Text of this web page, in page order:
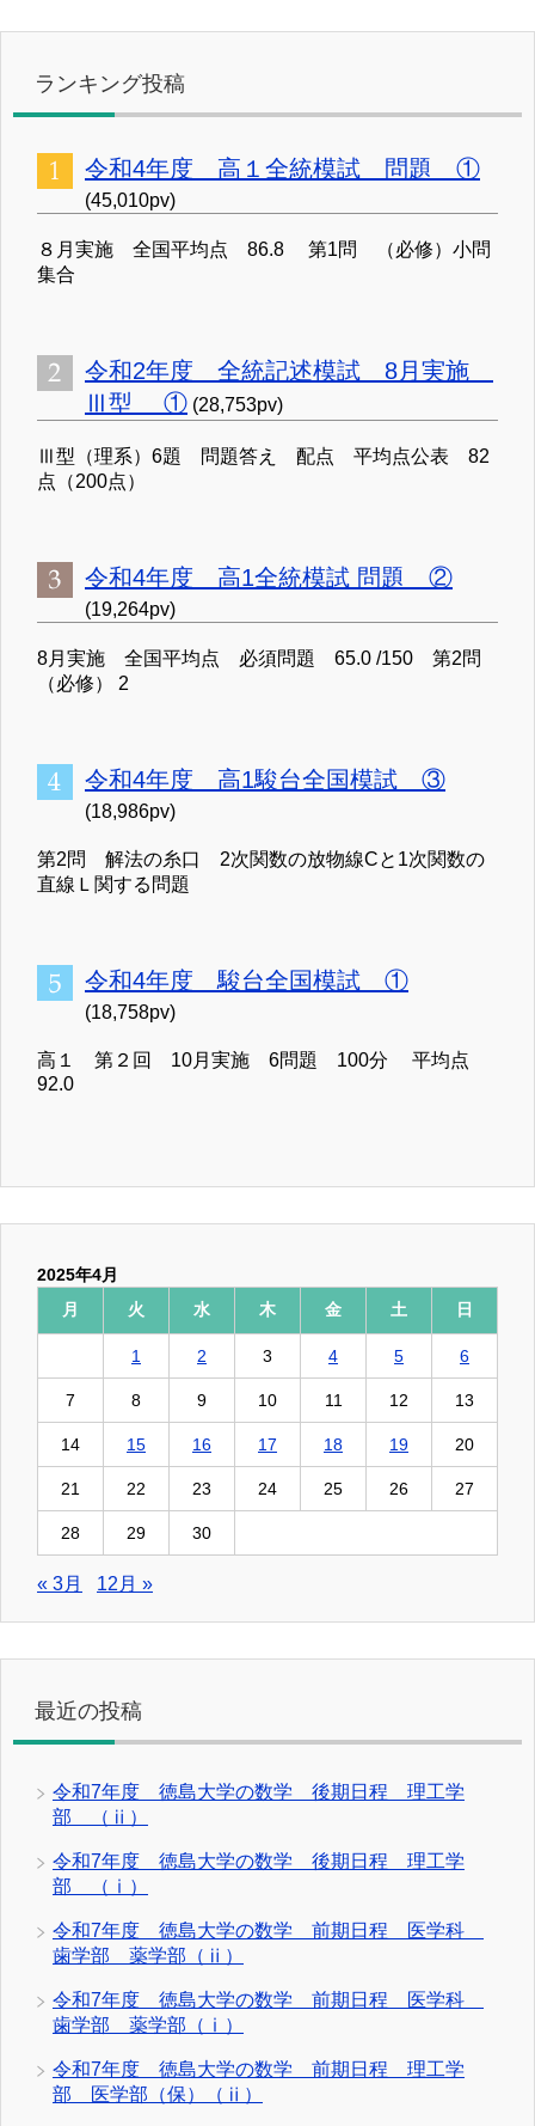
ランキング投稿
令和4年度 高１全統模試 問題 ①
(45,010pv)
８月実施 全国平均点 86.8 第1問 （必修）小問
集合
令和2年度 全統記述模試 8月実施
Ⅲ型 ① (28,753pv)
Ⅲ型（理系）6題 問題答え 配点 平均点公表 82
点（200点）
令和4年度 高1全統模試 問題 ②
(19,264pv)
8月実施 全国平均点 必須問題 65.0 /150 第2問
（必修） 2
令和4年度 高1駿台全国模試 ③
(18,986pv)
第2問 解法の糸口 2次関数の放物線Cと1次関数の
直線Ｌ関する問題
令和4年度 駿台全国模試 ①
(18,758pv)
高１ 第２回 10月実施 6問題 100分 平均点
92.0
2025年4月
月
火 水 木 金 土 日
1 2 3 4 5 6
7 8 9 10 11 12 13
14 15 16 17 18 19 20
21 22 23 24 25 26 27
28 29 30
« 3月 12月 »
最近の投稿
令和7年度 徳島大学の数学 後期日程 理工学
部 （ⅱ）
令和7年度 徳島大学の数学 後期日程 理工学
部 （ⅰ）
令和7年度 徳島大学の数学 前期日程 医学科
歯学部 薬学部（ⅱ）
令和7年度 徳島大学の数学 前期日程 医学科
歯学部 薬学部（ⅰ）
令和7年度 徳島大学の数学 前期日程 理工学
部 医学部（保）（ⅱ）